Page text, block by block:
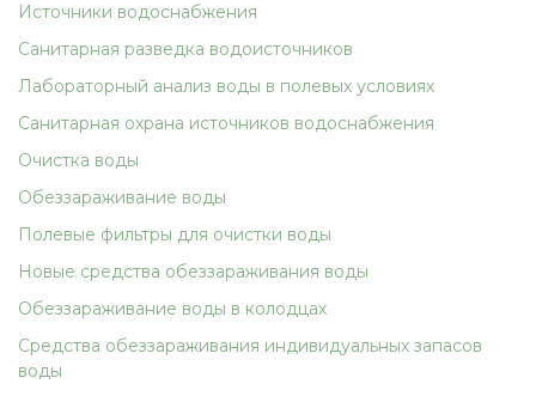
Источники водоснабжения
Санитарная разведка водоисточников
Лабораторный анализ воды в полевых условиях
Санитарная охрана источников водоснабжения
Очистка воды
Обеззараживание воды
Полевые фильтры для очистки воды
Новые средства обеззараживания воды
Обеззараживание воды в колодцах
Средства обеззараживания индивидуальных запасов
воды